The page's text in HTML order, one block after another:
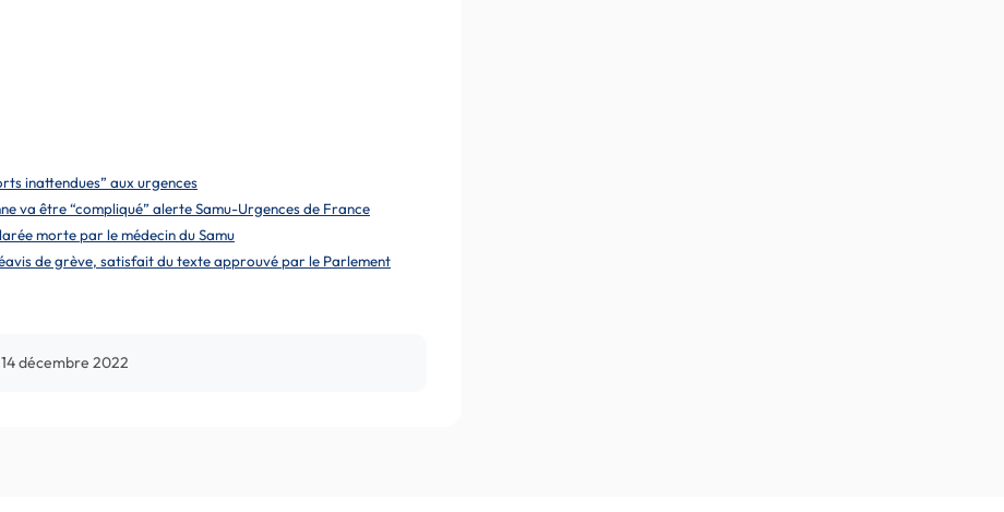
inattendues” aux urgences
va être “compliqué” alerte Samu-Urgences de France
morte par le médecin du Samu
de grève, satisfait du texte approuvé par le Parlement
14 décembre 2022